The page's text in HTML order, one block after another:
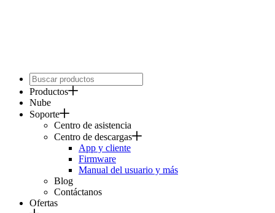
Productos
Nube
Soporte
Centro de asistencia
Centro de descargas
App y cliente
Firmware
Manual del usuario y más
Blog
Contáctanos
Ofertas